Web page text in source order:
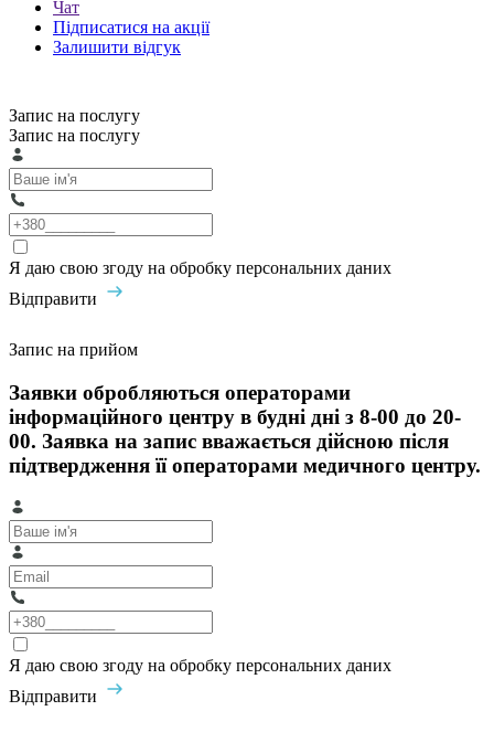
Чат
Підписатися на акції
Залишити відгук
Запис на послугу
Запис на послугу
Я даю свою згоду на обробку персональних даних
Відправити
Запис на прийом
Заявки обробляються операторами
інформаційного центру в будні дні з 8-00 до 20-
00. Заявка на запис вважається дійсною після
підтвердження її операторами медичного центру.
Я даю свою згоду на обробку персональних даних
Відправити